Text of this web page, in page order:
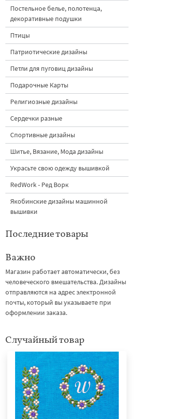
Постельное белье, полотенца,
декоративные подушки
Птицы
Патриотические дизайны
Петли для пуговиц дизайны
Подарочные Карты
Религиозные дизайны
Сердечки разные
Спортивные дизайны
Шитье, Вязание, Мода дизайны
Украсьте свою одежду вышивкой
RedWork - Ред Ворк
Якобинские дизайны машинной
вышивки
Последние товары
Важно
Магазин работает автоматически, без
человеческого вмешательства. Дизайны
отправляются на адрес электронной
почты, который вы указываете при
оформлении заказа.
Случайный товар